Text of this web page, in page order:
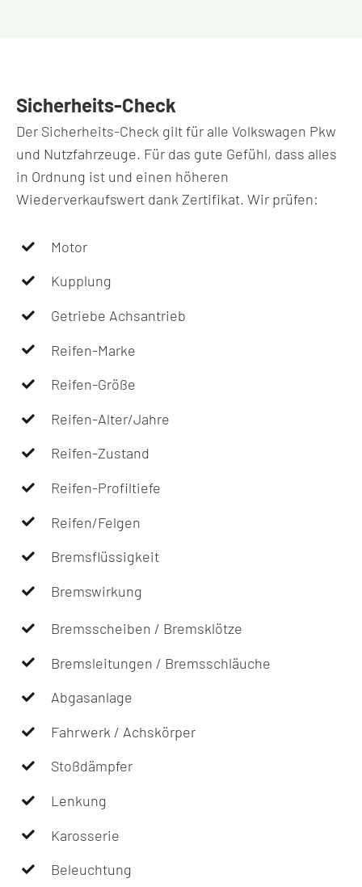
Sicherheits-Check
Der Sicherheits-Check gilt für alle Volkswagen Pkw
und Nutzfahrzeuge. Für das gute Gefühl, dass alles
in Ordnung ist und einen höheren
Wiederverkaufswert dank Zertifikat. Wir prüfen:
Motor
Kupplung
Getriebe Achsantrieb
Reifen-Marke
Reifen-Größe
Reifen-Alter/Jahre
Reifen-Zustand
Reifen-Profiltiefe
Reifen/Felgen
Bremsflüssigkeit
Bremswirkung
Bremsscheiben / Bremsklötze
Bremsleitungen / Bremsschläuche
Abgasanlage
Fahrwerk / Achskörper
Stoßdämpfer
Lenkung
Karosserie
Beleuchtung